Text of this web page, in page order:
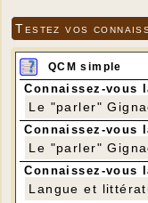
Testez vos
QCM simple
Connaissez-vous
Le "parler"
Connaissez-vous
Le "parler"
Connaissez-vous
Langue et